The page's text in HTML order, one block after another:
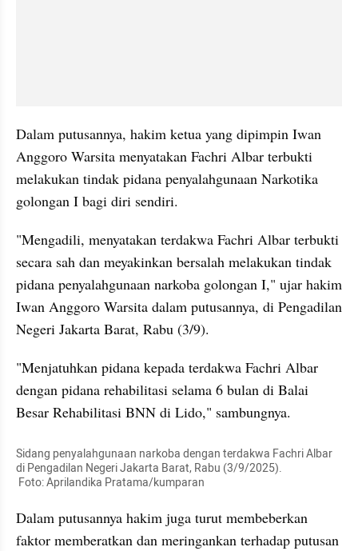
Dalam putusannya, hakim ketua yang dipimpin Iwan
Anggoro Warsita menyatakan Fachri Albar terbukti
melakukan tindak pidana penyalahgunaan Narkotika
golongan I bagi diri sendiri.
"Mengadili, menyatakan terdakwa Fachri Albar terbukti
secara sah dan meyakinkan bersalah melakukan tindak
pidana penyalahgunaan narkoba golongan I," ujar hakim
Iwan Anggoro Warsita dalam putusannya, di Pengadilan
Negeri Jakarta Barat, Rabu (3/9).
"Menjatuhkan pidana kepada terdakwa Fachri Albar
dengan pidana rehabilitasi selama 6 bulan di Balai
Besar Rehabilitasi BNN di Lido," sambungnya.
Sidang penyalahgunaan narkoba dengan terdakwa Fachri Albar
di Pengadilan Negeri Jakarta Barat, Rabu (3/9/2025).
Foto: Aprilandika Pratama/kumparan
Dalam putusannya hakim juga turut membeberkan
faktor memberatkan dan meringankan terhadap putusan